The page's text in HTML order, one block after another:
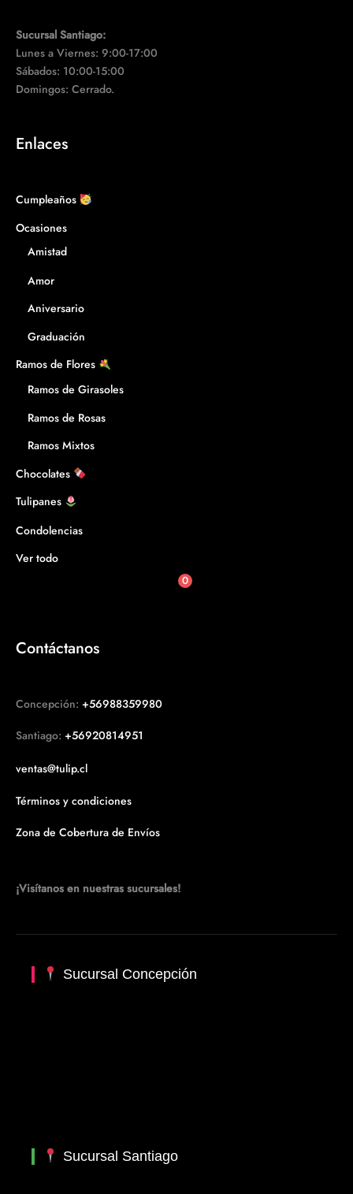
Sucursal Santiago:
Lunes a Viernes: 9:00-17:00
Sábados: 10:00-15:00
Domingos: Cerrado.
Enlaces
Cumpleaños
Ocasiones
Amistad
Amor
Aniversario
Graduación
Ramos de Flores
Ramos de Girasoles
Ramos de Rosas
Ramos Mixtos
Chocolates
Tulipanes
Condolencias
Ver todo
0
Contáctanos
Concepción: +56988359980
Santiago: +56920814951
ventas@tulip.cl
Términos y condiciones
Zona de Cobertura de Envíos
¡Visítanos en nuestras sucursales!
Sucursal Concepción
Sucursal Santiago